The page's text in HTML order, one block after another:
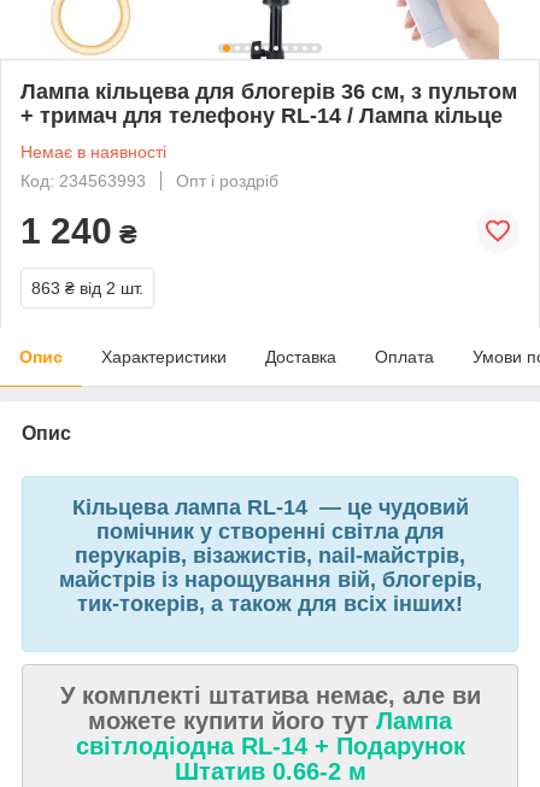
Лампа кільцева для блогерів 36 см, з пультом
+ тримач для телефону RL-14 / Лампа кільце
Немає в наявності
Код: 234563993
Опт і роздріб
1 240 ₴
863 ₴ від 2 шт.
Опис Характеристики Доставка Оплата Умови
Опис
Кільцева лампа RL-14 — це чудовий
помічник у створенні світла для
перукарів, візажистів, nail-майстрів,
майстрів із нарощування вій, блогерів,
тик-токерів, а також для всіх інших!
У комплекті штатива немає, але ви
можете купити його тут Лампа
світлодіодна RL-14 + Подарунок
Штатив 0.66-2 м